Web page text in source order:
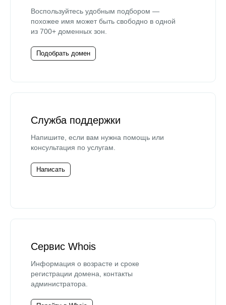
Воспользуйтесь удобным подбором —
похожее имя может быть свободно в одной
из 700+ доменных зон.
Подобрать домен
Служба поддержки
Напишите, если вам нужна помощь или
консультация по услугам.
Написать
Сервис Whois
Информация о возрасте и сроке
регистрации домена, контакты
администратора.